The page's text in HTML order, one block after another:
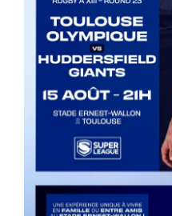
Related Posts